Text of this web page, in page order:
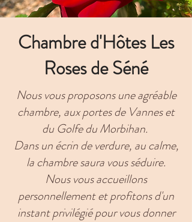
Chambre d'Hôtes Les
Roses de Séné
Nous vous proposons une agréable
chambre, aux portes de Vannes et
du Golfe du Morbihan.
Dans un écrin de verdure, au calme,
la chambre saura vous séduire.
Nous vous accueillons
personnellement et profitons d'un
instant privilégié pour vous donner